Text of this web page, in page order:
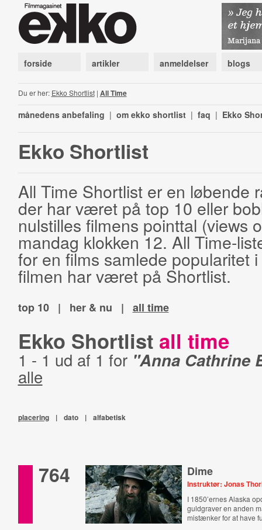
forside artikler anmeldelser blogs
Du er her: Ekko Shortlist| All Time
månedens anbefaling | om ekko shortlist | faq | Ekko
Ekko Shortlist
All Time Shortlist er en løbende
der har været på top 10 eller
nulstilles filmens pointtal (views
mandag klokken 12. All Time-
for en films samlede popularitet
filmen har været på Shortlist.
top 10 | her & nu | all time
Ekko Shortlist all time
1 - 1 ud af 1 for "Anna Cathrine
alle
placering | dato | alfabetisk
764 Dime
Instruktør: Jonas
I 1850’ernes Alaska
guldgraver en anden
mistænker for at have